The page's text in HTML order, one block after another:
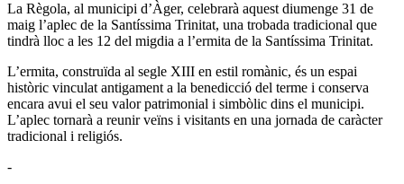
La Règola, al municipi d’Àger, celebrarà aquest diumenge 31 de
maig l’aplec de la Santíssima Trinitat, una trobada tradicional que
tindrà lloc a les 12 del migdia a l’ermita de la Santíssima Trinitat.
L’ermita, construïda al segle XIII en estil romànic, és un espai
històric vinculat antigament a la benedicció del terme i conserva
encara avui el seu valor patrimonial i simbòlic dins el municipi.
L’aplec tornarà a reunir veïns i visitants en una jornada de caràcter
tradicional i religiós.
-